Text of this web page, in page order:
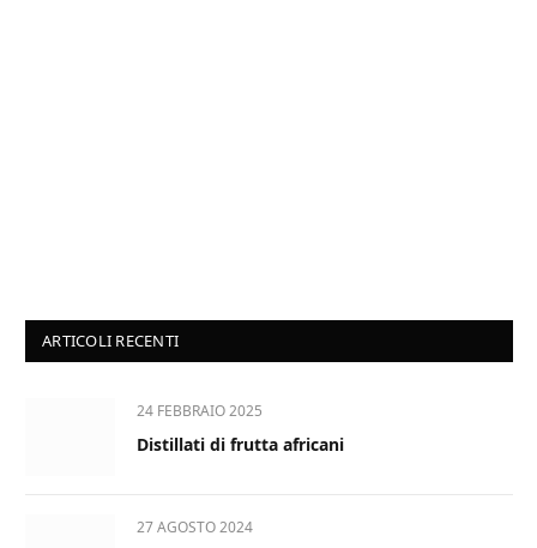
ARTICOLI RECENTI
24 FEBBRAIO 2025
Distillati di frutta africani
27 AGOSTO 2024